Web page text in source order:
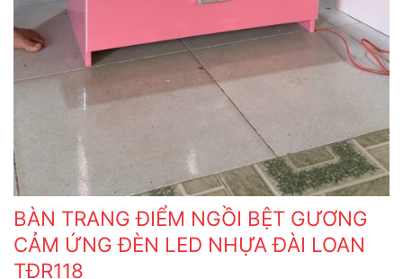
BÀN TRANG ĐIỂM NGỒI BỆT GƯƠNG
CẢM ỨNG ĐÈN LED NHỰA ĐÀI LOAN
TĐR118